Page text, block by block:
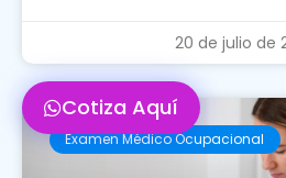
20 de julio de
Examen Médico Ocupacional
Cotiza Aquí